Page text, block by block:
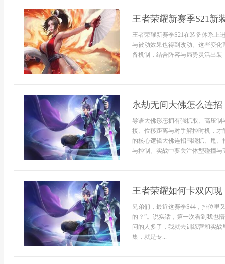
王者荣耀新赛季S21新
王者荣耀新赛季S21在装备体系上
与被动效果也得到改动。这些变
备机制，结合阵容与局势灵活出
永劫无间大佛怎么连招
导语大佛形态拥有强抓取、高压
接、位移距离与对手解控时机，
的核心逻辑大佛连招围绕抓、甩
与控制。实战中要关注体型碰撞与
王者荣耀如何卡双闪
兄弟们，最近这赛季S44，排位里
的？”。说实话，第一次看到我也
问的人多了，我就去训练营和实
集，就是专...